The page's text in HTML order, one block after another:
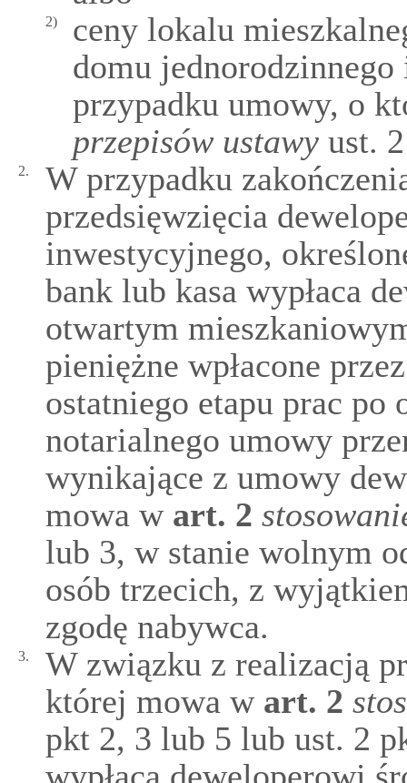
2)
ceny lokalu
domu
przypadku umowy, o
przepisów ustawy ust.
2.
W przypadku
przedsięwzięcia
inwestycyjnego,
bank lub kasa wypłaca
otwartym
pieniężne wpłacone
ostatniego etapu prac
notarialnego umowy
wynikające z umowy
mowa wart. 2
lub 3, w stanie wolnym
osób trzecich, z
zgodę nabywca.
3.
W związku z realizacją
której mowa wart. 2
pkt 2, 3 lub 5 lub ust. 2